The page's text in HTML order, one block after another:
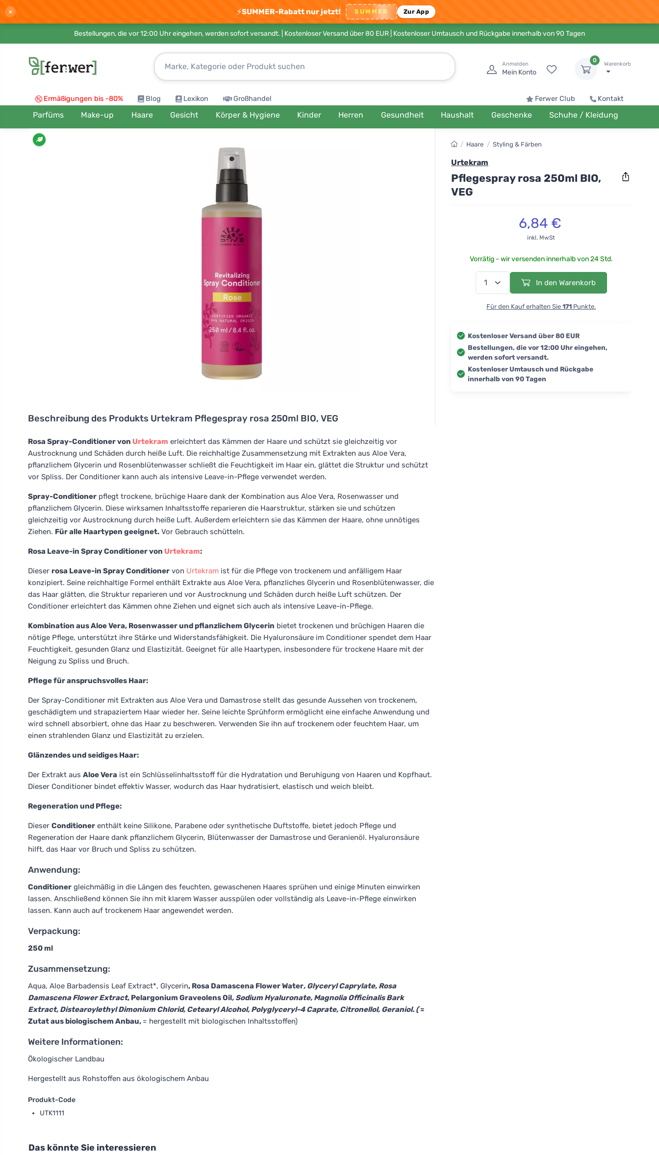
× ⚡SUMMER-Rabatt nur jetzt! SUMMER Zur App
Bestellungen, die vor 12:00 Uhr eingehen, werden sofort versandt. | Kostenloser Versand über 80 EUR | Kostenloser Umtausch und Rückgabe innerhalb von 90 Tagen
Anmelden
Mein Konto
0
Warenkorb
Ermäßigungen bis -80% Blog Lexikon Großhandel Ferwer Club Kontakt
Parfüms Make-up Haare Gesicht Körper & Hygiene Kinder Herren Gesundheit Haushalt Geschenke Schuhe / Kleidung
Beschreibung des Produkts Urtekram Pflegespray rosa 250ml BIO, VEG
Rosa Spray-Conditioner von Urtekram erleichtert das Kämmen der Haare und schützt sie gleichzeitig vor
Austrocknung und Schäden durch heiße Luft. Die reichhaltige Zusammensetzung mit Extrakten aus Aloe Vera,
pflanzlichem Glycerin und Rosenblütenwasser schließt die Feuchtigkeit im Haar ein, glättet die Struktur und schützt
vor Spliss. Der Conditioner kann auch als intensive Leave-in-Pflege verwendet werden.
Spray-Conditioner pflegt trockene, brüchige Haare dank der Kombination aus Aloe Vera, Rosenwasser und
pflanzlichem Glycerin. Diese wirksamen Inhaltsstoffe reparieren die Haarstruktur, stärken sie und schützen
gleichzeitig vor Austrocknung durch heiße Luft. Außerdem erleichtern sie das Kämmen der Haare, ohne unnötiges
Ziehen. Für alle Haartypen geeignet. Vor Gebrauch schütteln.
Rosa Leave-in Spray Conditioner von Urtekram:
Dieser rosa Leave-in Spray Conditioner von Urtekram ist für die Pflege von trockenem und anfälligem Haar
konzipiert. Seine reichhaltige Formel enthält Extrakte aus Aloe Vera, pflanzliches Glycerin und Rosenblütenwasser, die
das Haar glätten, die Struktur reparieren und vor Austrocknung und Schäden durch heiße Luft schützen. Der
Conditioner erleichtert das Kämmen ohne Ziehen und eignet sich auch als intensive Leave-in-Pflege.
Kombination aus Aloe Vera, Rosenwasser und pflanzlichem Glycerin bietet trockenen und brüchigen Haaren die
nötige Pflege, unterstützt ihre Stärke und Widerstandsfähigkeit. Die Hyaluronsäure im Conditioner spendet dem Haar
Feuchtigkeit, gesunden Glanz und Elastizität. Geeignet für alle Haartypen, insbesondere für trockene Haare mit der
Neigung zu Spliss und Bruch.
Pflege für anspruchsvolles Haar:
Der Spray-Conditioner mit Extrakten aus Aloe Vera und Damastrose stellt das gesunde Aussehen von trockenem,
geschädigtem und strapaziertem Haar wieder her. Seine leichte Sprühform ermöglicht eine einfache Anwendung und
wird schnell absorbiert, ohne das Haar zu beschweren. Verwenden Sie ihn auf trockenem oder feuchtem Haar, um
einen strahlenden Glanz und Elastizität zu erzielen.
Glänzendes und seidiges Haar:
Der Extrakt aus Aloe Vera ist ein Schlüsselinhaltsstoff für die Hydratation und Beruhigung von Haaren und Kopfhaut.
Dieser Conditioner bindet effektiv Wasser, wodurch das Haar hydratisiert, elastisch und weich bleibt.
Regeneration und Pflege:
Dieser Conditioner enthält keine Silikone, Parabene oder synthetische Duftstoffe, bietet jedoch Pflege und
Regeneration der Haare dank pflanzlichem Glycerin, Blütenwasser der Damastrose und Geranienöl. Hyaluronsäure
hilft, das Haar vor Bruch und Spliss zu schützen.
Anwendung:
Conditioner gleichmäßig in die Längen des feuchten, gewaschenen Haares sprühen und einige Minuten einwirken
lassen. Anschließend können Sie ihn mit klarem Wasser ausspülen oder vollständig als Leave-in-Pflege einwirken
lassen. Kann auch auf trockenem Haar angewendet werden.
Verpackung:
250 ml
Zusammensetzung:
Aqua, Aloe Barbadensis Leaf Extract*, Glycerin, Rosa Damascena Flower Water, Glyceryl Caprylate, Rosa
Damascena Flower Extract, Pelargonium Graveolens Oil, Sodium Hyaluronate, Magnolia Officinalis Bark
Extract, Distearoylethyl Dimonium Chlorid, Cetearyl Alcohol, Polyglyceryl-4 Caprate, Citronellol, Geraniol. (=
Zutat aus biologischem Anbau, = hergestellt mit biologischen Inhaltsstoffen)
Weitere Informationen:
Ökologischer Landbau
Hergestellt aus Rohstoffen aus ökologischem Anbau
Produkt-Code
UTK1111
/ Haare / Styling & Färben
Urtekram
Pflegespray rosa 250ml BIO,
VEG
6,84 €
inkl. MwSt
Vorrätig - wir versenden innerhalb von 24 Std.
In den Warenkorb
Für den Kauf erhalten Sie 171 Punkte.
Kostenloser Versand über 80 EUR
Bestellungen, die vor 12:00 Uhr eingehen,
werden sofort versandt.
Kostenloser Umtausch und Rückgabe
innerhalb von 90 Tagen
Das könnte Sie interessieren